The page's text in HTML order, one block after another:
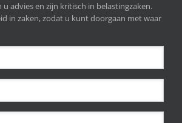
advies en zijn kritisch in belastingzaken.
in zaken, zodat u kunt doorgaan met waar